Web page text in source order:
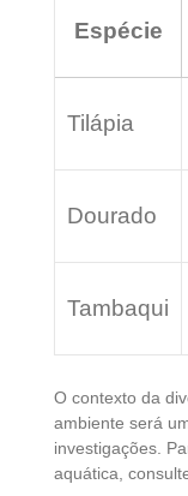
Espécie
Tilápia
Dourado
Tambaqui
O contexto da
ambiente será
investigações.
aquática,